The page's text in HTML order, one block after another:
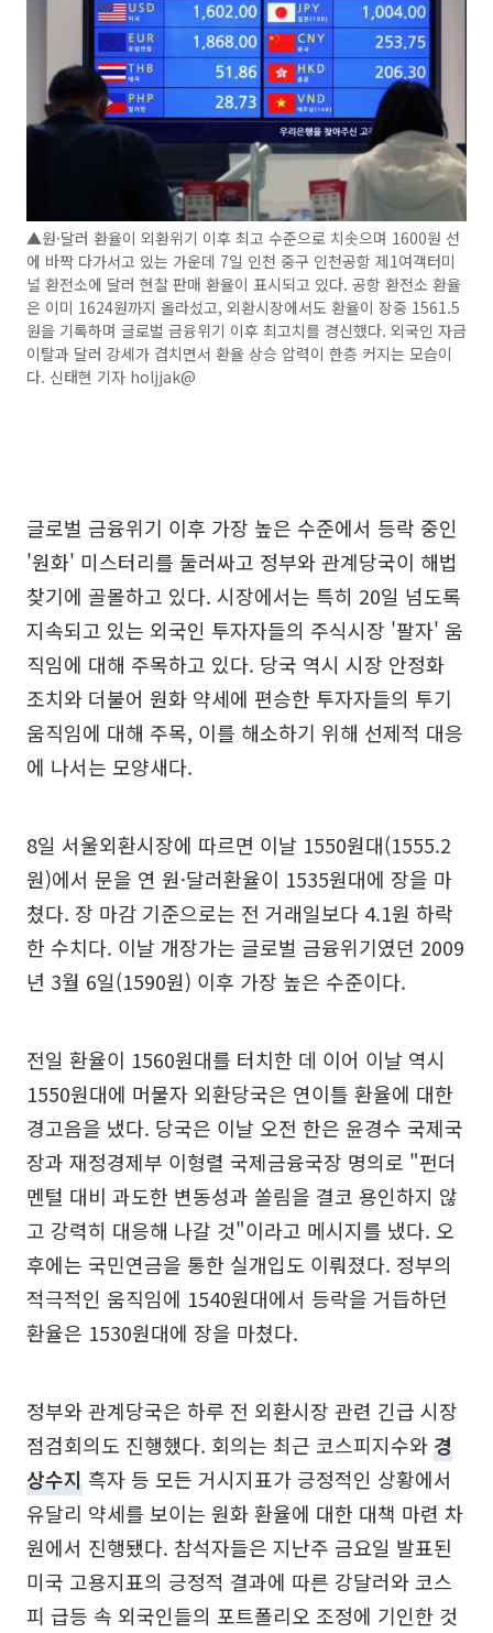
▲원·달러 환율이 외환위기 이후 최고 수준으로 치솟으며 1600원 선
에 바짝 다가서고 있는 가운데 7일 인천 중구 인천공항 제1여객터미
널 환전소에 달러 현찰 판매 환율이 표시되고 있다. 공항 환전소 환율
은 이미 1624원까지 올라섰고, 외환시장에서도 환율이 장중 1561.5
원을 기록하며 글로벌 금융위기 이후 최고치를 경신했다. 외국인 자금
이탈과 달러 강세가 겹치면서 환율 상승 압력이 한층 커지는 모습이
다. 신태현 기자 holjjak@
글로벌 금융위기 이후 가장 높은 수준에서 등락 중인
'원화' 미스터리를 둘러싸고 정부와 관계당국이 해법
찾기에 골몰하고 있다. 시장에서는 특히 20일 넘도록
지속되고 있는 외국인 투자자들의 주식시장 '팔자' 움
직임에 대해 주목하고 있다. 당국 역시 시장 안정화
조치와 더불어 원화 약세에 편승한 투자자들의 투기
움직임에 대해 주목, 이를 해소하기 위해 선제적 대응
에 나서는 모양새다.
8일 서울외환시장에 따르면 이날 1550원대(1555.2
원)에서 문을 연 원·달러환율이 1535원대에 장을 마
쳤다. 장 마감 기준으로는 전 거래일보다 4.1원 하락
한 수치다. 이날 개장가는 글로벌 금융위기였던 2009
년 3월 6일(1590원) 이후 가장 높은 수준이다.
전일 환율이 1560원대를 터치한 데 이어 이날 역시
1550원대에 머물자 외환당국은 연이틀 환율에 대한
경고음을 냈다. 당국은 이날 오전 한은 윤경수 국제국
장과 재정경제부 이형렬 국제금융국장 명의로 "펀더
멘털 대비 과도한 변동성과 쏠림을 결코 용인하지 않
고 강력히 대응해 나갈 것"이라고 메시지를 냈다. 오
후에는 국민연금을 통한 실개입도 이뤄졌다. 정부의
적극적인 움직임에 1540원대에서 등락을 거듭하던
환율은 1530원대에 장을 마쳤다.
정부와 관계당국은 하루 전 외환시장 관련 긴급 시장
점검회의도 진행했다. 회의는 최근 코스피지수와경
상수지 흑자 등 모든 거시지표가 긍정적인 상황에서
유달리 약세를 보이는 원화 환율에 대한 대책 마련 차
원에서 진행됐다. 참석자들은 지난주 금요일 발표된
미국 고용지표의 긍정적 결과에 따른 강달러와 코스
피 급등 속 외국인들의 포트폴리오 조정에 기인한 것